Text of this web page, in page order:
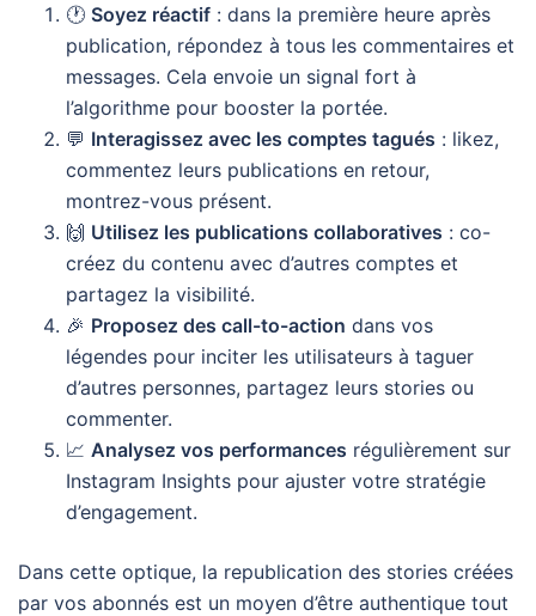
🕐 Soyez réactif : dans la première heure après
publication, répondez à tous les commentaires et
messages. Cela envoie un signal fort à
l’algorithme pour booster la portée.
💬 Interagissez avec les comptes tagués : likez,
commentez leurs publications en retour,
montrez-vous présent.
🙌 Utilisez les publications collaboratives : co-
créez du contenu avec d’autres comptes et
partagez la visibilité.
🎉 Proposez des call-to-action dans vos
légendes pour inciter les utilisateurs à taguer
d’autres personnes, partagez leurs stories ou
commenter.
📈 Analysez vos performances régulièrement sur
Instagram Insights pour ajuster votre stratégie
d’engagement.
Dans cette optique, la republication des stories créées
par vos abonnés est un moyen d’être authentique tout